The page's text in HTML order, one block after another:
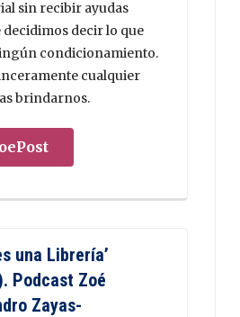
sin recibir ayudas
decir lo que
condicionamiento.
cualquier
brindarnos.
una Librería’
Podcast Zoé
Zayas-